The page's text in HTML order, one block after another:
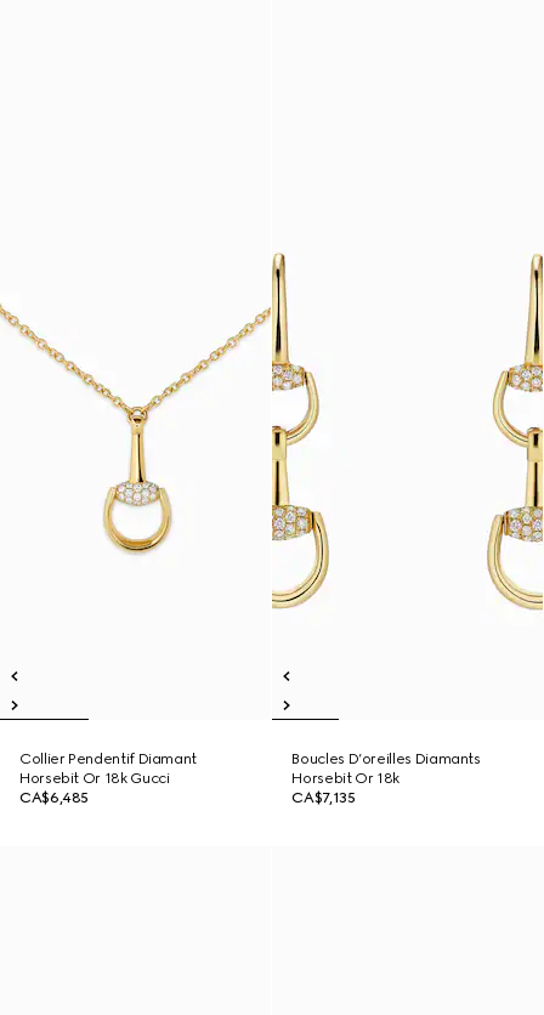
Collier Pendentif Diamant
Horsebit Or 18k Gucci
CA$6,485
Boucles D’oreilles Diamants
Horsebit Or 18k
CA$7,135